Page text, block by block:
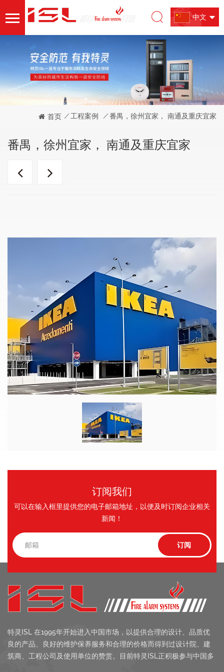
中文
首页 / 工程案例 / 番禺，徐州宜家， 南通及重庆宜家
番禺，徐州宜家， 南通及重庆宜家
订阅我们
可以在输入框里提供您的电子邮箱地址，以便及时订阅企业相关
新闻！
特灵ISL 在1995年开始进入中国市场，以提供合理的设计、品质优
良的产品、良好的维护保养服务和合理的价格而得到过设计院、建
筑商、工程公司及使用单位的赞赏。目前特灵ISL正积极参与中国多